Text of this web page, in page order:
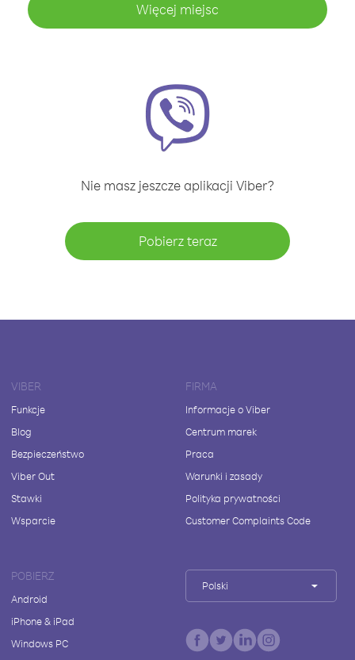
Więcej miejsc
Nie masz jeszcze aplikacji Viber?
Pobierz teraz
VIBER
Funkcje
Blog
Bezpieczeństwo
Viber Out
Stawki
Wsparcie
FIRMA
Informacje o Viber
Centrum marek
Praca
Warunki i zasady
Polityka prywatności
Customer Complaints Code
POBIERZ
Android
iPhone & iPad
Windows PC
Polski